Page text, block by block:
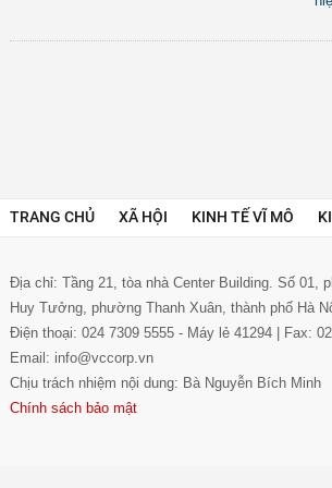
TRANG CHỦ XÃ HỘI KINH TẾ VĨ MÔ
Địa chỉ: Tầng 21, tòa nhà Center Building. Số 01,
Huy Tưởng, phường Thanh Xuân, thành phố Hà
Điện thoại: 024 7309 5555 - Máy lẻ 41294 | Fax:
Email: info@vccorp.vn
Chịu trách nhiệm nội dung: Bà Nguyễn Bích Minh
Chính sách bảo mật